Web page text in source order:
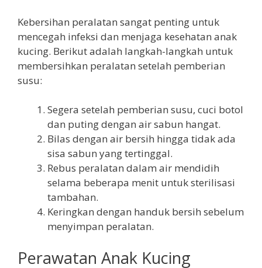
Kebersihan peralatan sangat penting untuk
mencegah infeksi dan menjaga kesehatan anak
kucing. Berikut adalah langkah-langkah untuk
membersihkan peralatan setelah pemberian
susu:
Segera setelah pemberian susu, cuci botol
dan puting dengan air sabun hangat.
Bilas dengan air bersih hingga tidak ada
sisa sabun yang tertinggal.
Rebus peralatan dalam air mendidih
selama beberapa menit untuk sterilisasi
tambahan.
Keringkan dengan handuk bersih sebelum
menyimpan peralatan.
Perawatan Anak Kucing